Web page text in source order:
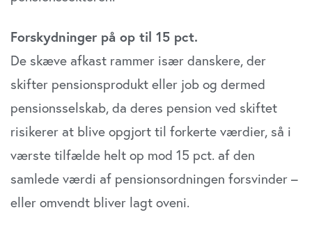
sociale medier, annonceringspartnere og
data med andre oplysninger, du har givet dem, eller som
de har indsamlet fra din brug af deres tjenester. Du
samtykker til vores cookies, hvis du fortsætter med at
anvende vores hjemmeside.
Forskydninger på op til 15 pct.
De skæve afkast rammer især danskere, der
skifter pensionsprodukt eller job og dermed
pensionsselskab, da deres pension ved skiftet
risikerer at blive opgjort til forkerte værdier, så i
værste tilfælde helt op mod 15 pct. af den
samlede værdi af pensionsordningen forsvinder –
eller omvendt bliver lagt oveni.